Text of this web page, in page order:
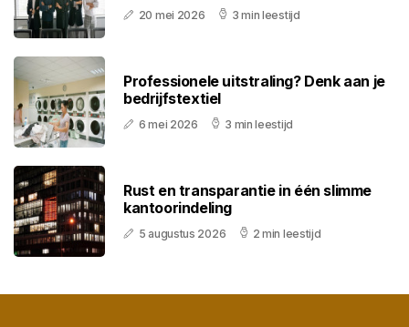
20 mei 2026 3 min leestijd
Professionele uitstraling? Denk aan je
bedrijfstextiel
6 mei 2026 3 min leestijd
Rust en transparantie in één slimme
kantoorindeling
5 augustus 2026 2 min leestijd